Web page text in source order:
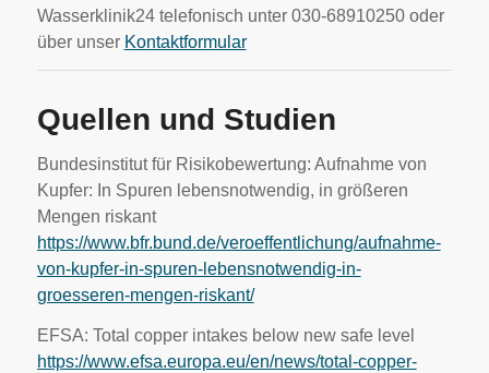
Wasserklinik24 telefonisch unter 030-68910250 oder
über unser Kontaktformular
Quellen und Studien
Bundesinstitut für Risikobewertung: Aufnahme von
Kupfer: In Spuren lebensnotwendig, in größeren
Mengen riskant
https://www.bfr.bund.de/veroeffentlichung/aufnahme-
von-kupfer-in-spuren-lebensnotwendig-in-
groesseren-mengen-riskant/
EFSA: Total copper intakes below new safe level
https://www.efsa.europa.eu/en/news/total-copper-